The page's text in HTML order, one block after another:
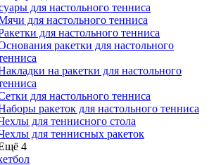
для настольного тенниса
для настольного тенниса
для настольного тенниса
ракетки для настольного
на ракетки для настольного
для настольного тенниса
ракеток для настольного тенниса
для теннисного стола
для теннисных ракеток
4